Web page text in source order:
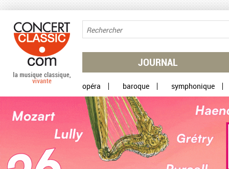
JOURNAL
opéra baroque symphonique